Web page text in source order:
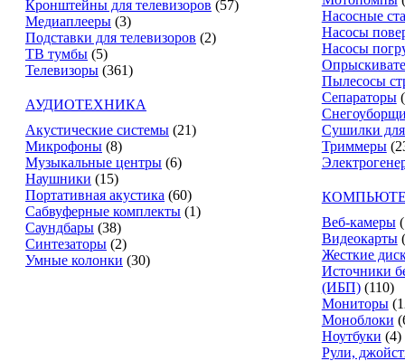
Кронштейны для телевизоров (57)
Медиаплееры (3)
Подставки для телевизоров (2)
ТВ тумбы (5)
Телевизоры (361)
АУДИОТЕХНИКА
Акустические системы (21)
Микрофоны (8)
Музыкальные центры (6)
Наушники (15)
Портативная акустика (60)
Сабвуферные комплекты (1)
Саундбары (38)
Синтезаторы (2)
Умные колонки (30)
Насосные
Насосы
Насосы
Пылесосы
Сепараторы
Сушилки
Триммеры
Веб-камеры
Видеокарты
Жесткие
Источники
(ИБП) (110)
Мониторы
Моноблоки
Ноутбуки (4)
Рули,